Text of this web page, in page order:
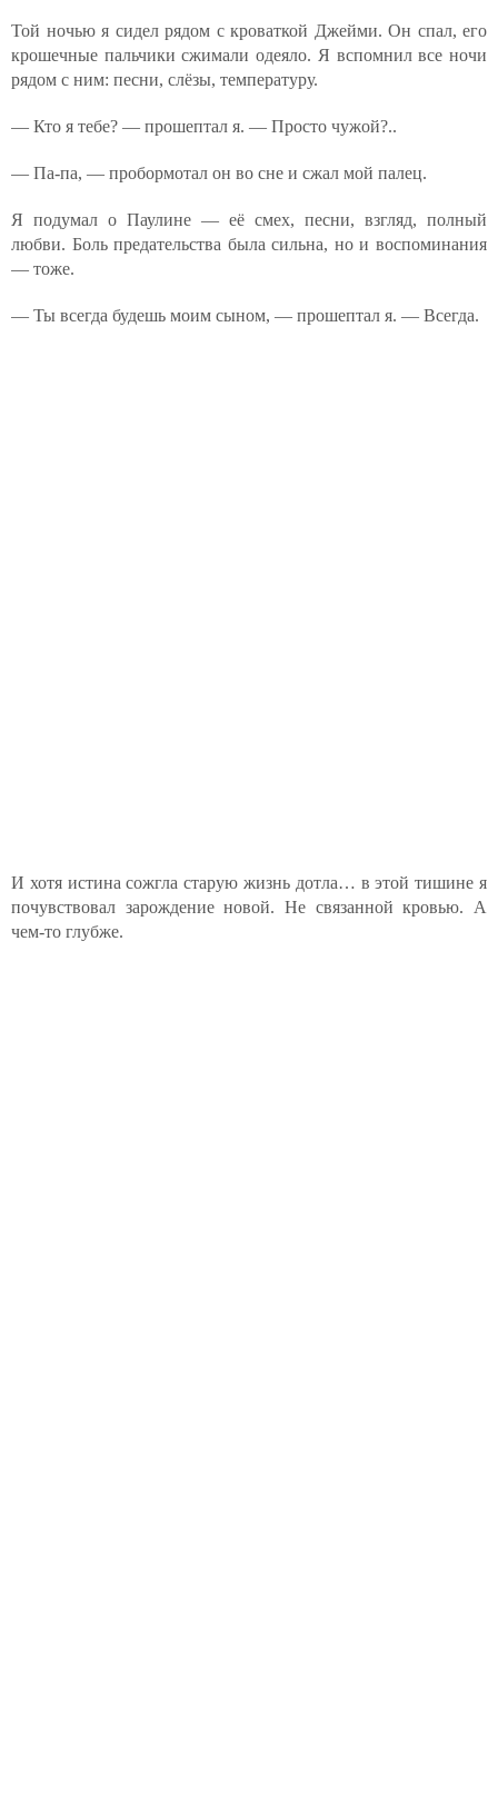
Той ночью я сидел рядом с кроваткой Джейми. Он спал, его
крошечные пальчики сжимали одеяло. Я вспомнил все ночи
рядом с ним: песни, слёзы, температуру.
— Кто я тебе? — прошептал я. — Просто чужой?..
— Па-па, — пробормотал он во сне и сжал мой палец.
Я подумал о Паулине — её смех, песни, взгляд, полный
любви. Боль предательства была сильна, но и воспоминания
— тоже.
— Ты всегда будешь моим сыном, — прошептал я. — Всегда.
И хотя истина сожгла старую жизнь дотла… в этой тишине я
почувствовал зарождение новой. Не связанной кровью. А
чем-то глубже.